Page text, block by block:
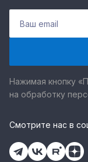
Нажимая кнопку
на обработку
Смотрите нас в